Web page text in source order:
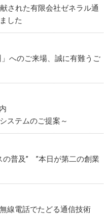
された有限会社ゼネラル通
した
へのご来場、誠に有難うご
ステムのご提案～
の普及” ”本日が第二の創業
線電話でたどる通信技術